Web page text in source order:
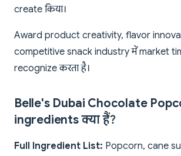
create किया।
Award product creativity, flavor
competitive snack industry में market
recognize करता है।
Belle's Dubai Chocolate
ingredients क्या हैं?
Full Ingredient List: Popcorn, cane